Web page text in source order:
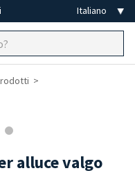
alluce valgo